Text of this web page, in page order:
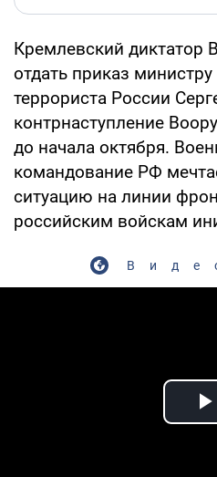
Кремлевский диктатор
отдать приказ
террориста России
контрнаступление
до начала октября.
командование РФ
ситуацию на линии
российским войскам